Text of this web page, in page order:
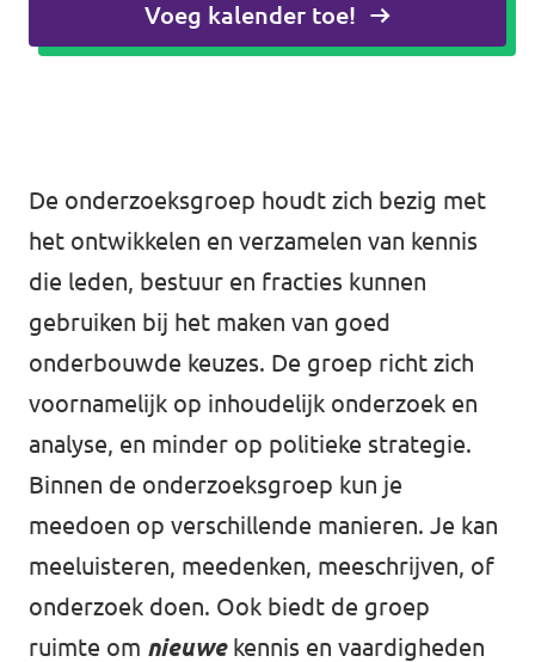
Website gemeente Groningen
Doe mee!
Voeg kalender toe!
De onderzoeksgroep houdt zich bezig met
het ontwikkelen en verzamelen van kennis
die leden, bestuur en fracties kunnen
gebruiken bij het maken van goed
onderbouwde keuzes. De groep richt zich
voornamelijk op inhoudelijk onderzoek en
analyse, en minder op politieke strategie.
Binnen de onderzoeksgroep kun je
meedoen op verschillende manieren. Je kan
meeluisteren, meedenken, meeschrijven, of
onderzoek doen. Ook biedt de groep
ruimte om nieuwe kennis en vaardigheden